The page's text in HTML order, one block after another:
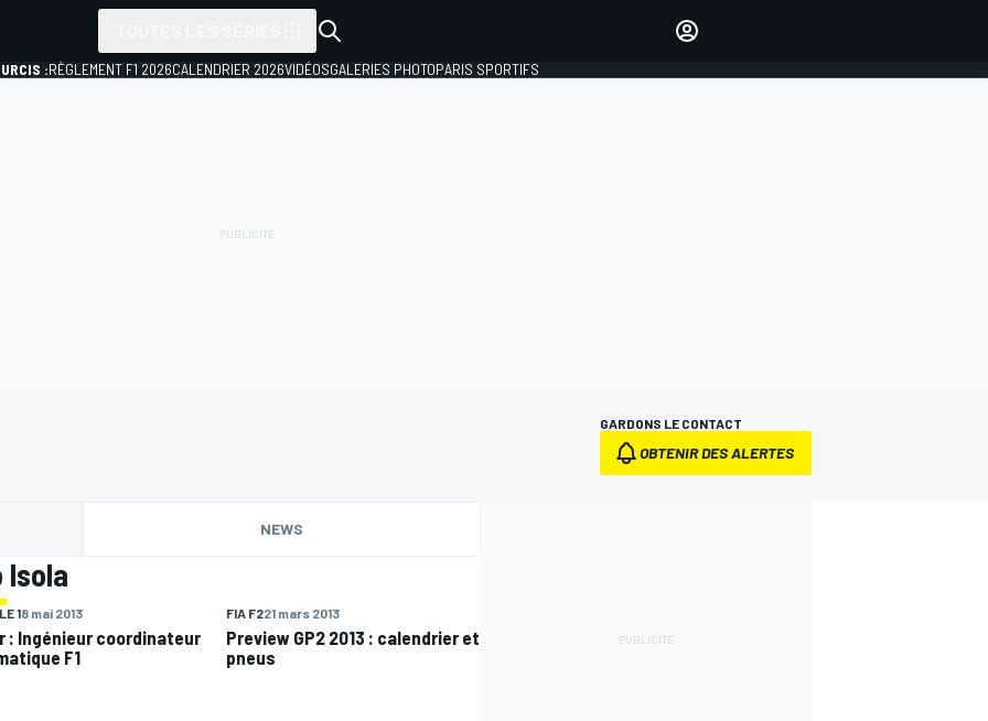
:RÈGLEMENT F1 2026CALENDRIER 2026VIDÉOSGALERIES PHOTOPARIS SPORTIFS
GARDONS LE CONTACT
OBTENIR DES ALERTES
NEWS
Isola
18 mai 2013
: Ingénieur coordinateur
F1
FIA F221 mars 2013
Preview GP2 2013 : calendrier et
pneus